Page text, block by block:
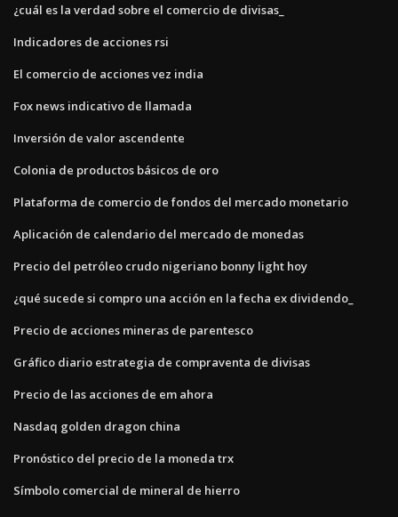
¿cuál es la verdad sobre el comercio de divisas_
Indicadores de acciones rsi
El comercio de acciones vez india
Fox news indicativo de llamada
Inversión de valor ascendente
Colonia de productos básicos de oro
Plataforma de comercio de fondos del mercado monetario
Aplicación de calendario del mercado de monedas
Precio del petróleo crudo nigeriano bonny light hoy
¿qué sucede si compro una acción en la fecha ex dividendo_
Precio de acciones mineras de parentesco
Gráfico diario estrategia de compraventa de divisas
Precio de las acciones de em ahora
Nasdaq golden dragon china
Pronóstico del precio de la moneda trx
Símbolo comercial de mineral de hierro